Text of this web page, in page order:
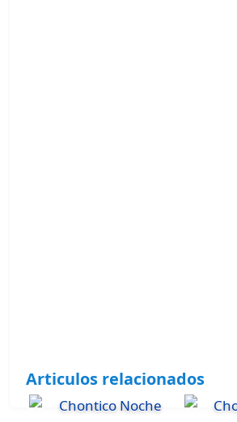
Articulos relacionados